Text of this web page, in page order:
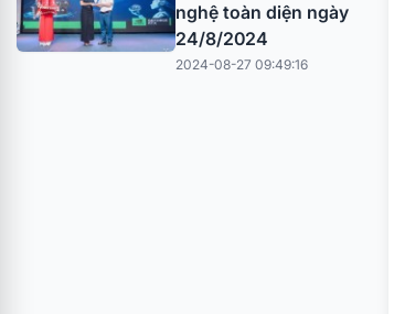
nghệ toàn diện ngày
24/8/2024
2024-08-27 09:49:16